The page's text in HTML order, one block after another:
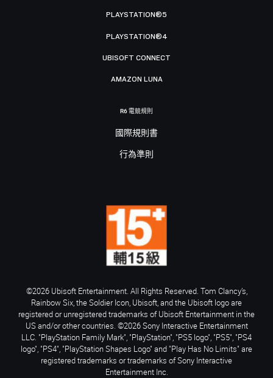
PLAYSTATION®5
PLAYSTATION®4
UBISOFT CONNECT
AMAZON LUNA
R6 電競規則
國際規則書
行為準則
©2026 Ubisoft Entertainment. All Rights Reserved. Tom Clancy’s,
Rainbow Six, the Soldier Icon, Ubisoft, and the Ubisoft logo are
registered or unregistered trademarks of Ubisoft Entertainment in the
US and/or other countries. ©2026 Sony Interactive Entertainment
LLC. "PlayStation Family Mark", "PlayStation", "PS5 logo", "PS5", "PS4
logo", "PS4", "PlayStation Shapes Logo" and "Play Has No Limits" are
registered trademarks or trademarks of Sony Interactive
Entertainment Inc.